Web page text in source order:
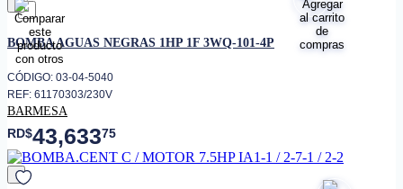
favorito
BOMBA AGUAS NEGRAS 1HP 1F 3WQ-101-4P
CÓDIGO: 03-04-5040
REF: 61170303/230V
BARMESA
RD$43,63375